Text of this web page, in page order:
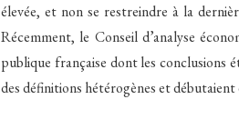
élevée, et non se restreindre à la
Récemment, le Conseil d’analyse
publique française dont les conclusions
des définitions hétérogènes et débutaient